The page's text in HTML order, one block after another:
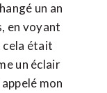
un an
en voyant
cela était
un éclair
mon